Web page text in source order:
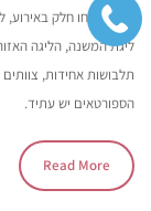
הארץ לקחו חלק
ליגת המשנה, הליגה
תלבושות אחידות,
הספורטאים יש עתיד.
Read More